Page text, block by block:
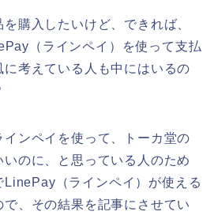
購入したいけど、できれば、
（ラインペイ）を使って支払
考えている人も中にはいるの
ンペイを使って、トーカ堂の
のに、と思っている人のため
LinePay（ラインペイ）が使える
、その結果を記事にさせてい